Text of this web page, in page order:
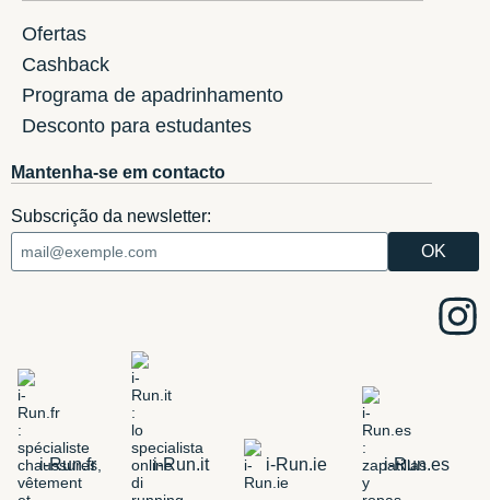
Ofertas
Cashback
Programa de apadrinhamento
Desconto para estudantes
Mantenha-se em contacto
Subscrição da newsletter:
i-Run.fr i-Run.it i-Run.ie i-Run.es